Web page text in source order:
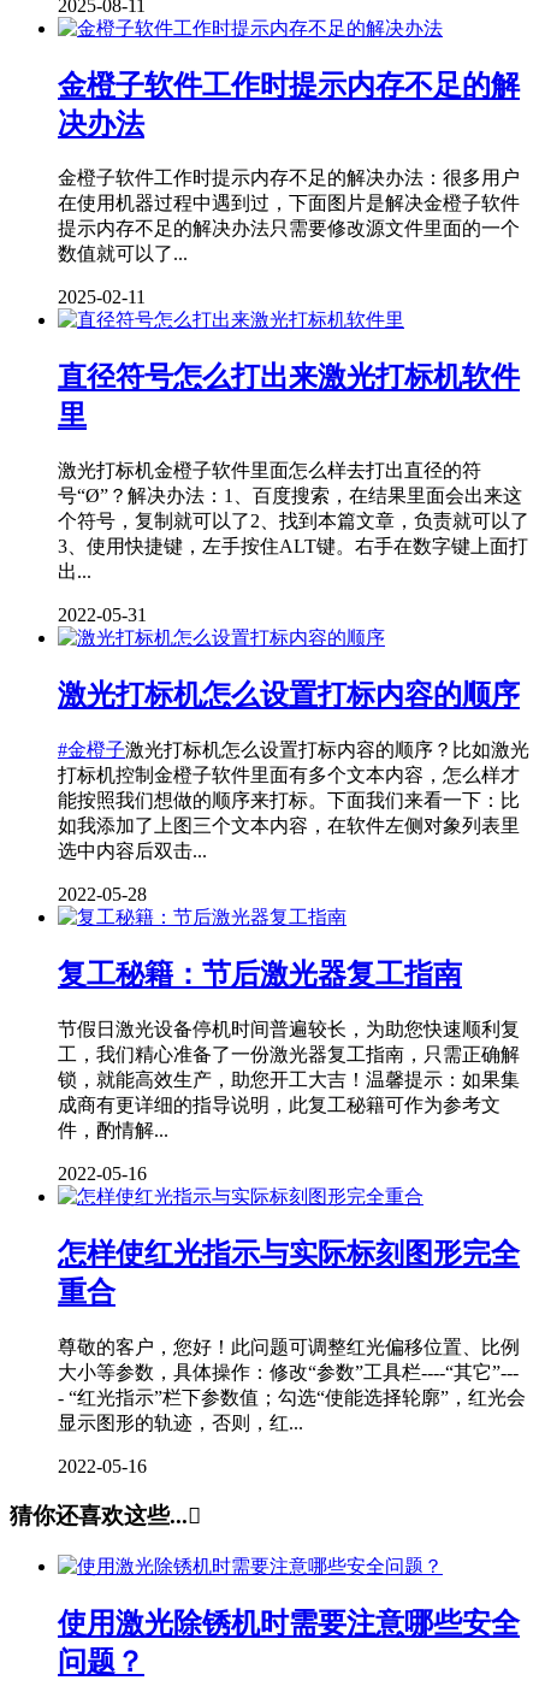
2025-08-11
金橙子软件工作时提示内存不足的解
决办法
金橙子软件工作时提示内存不足的解决办法：很多用户
在使用机器过程中遇到过，下面图片是解决金橙子软件
提示内存不足的解决办法只需要修改源文件里面的一个
数值就可以了...
2025-02-11
直径符号怎么打出来激光打标机软件
里
激光打标机金橙子软件里面怎么样去打出直径的符
号“Ø”？解决办法：1、百度搜索，在结果里面会出来这
个符号，复制就可以了2、找到本篇文章，负责就可以了
3、使用快捷键，左手按住ALT键。右手在数字键上面打
出...
2022-05-31
激光打标机怎么设置打标内容的顺序
#金橙子激光打标机怎么设置打标内容的顺序？比如激光
打标机控制金橙子软件里面有多个文本内容，怎么样才
能按照我们想做的顺序来打标。下面我们来看一下：比
如我添加了上图三个文本内容，在软件左侧对象列表里
选中内容后双击...
2022-05-28
复工秘籍：节后激光器复工指南
节假日激光设备停机时间普遍较长，为助您快速顺利复
工，我们精心准备了一份激光器复工指南，只需正确解
锁，就能高效生产，助您开工大吉！温馨提示：如果集
成商有更详细的指导说明，此复工秘籍可作为参考文
件，酌情解...
2022-05-16
怎样使红光指示与实际标刻图形完全
重合
尊敬的客户，您好！此问题可调整红光偏移位置、比例
大小等参数，具体操作：修改“参数”工具栏----“其它”---
- “红光指示”栏下参数值；勾选“使能选择轮廓”，红光会
显示图形的轨迹，否则，红...
2022-05-16
猜你还喜欢这些...
使用激光除锈机时需要注意哪些安全
问题？